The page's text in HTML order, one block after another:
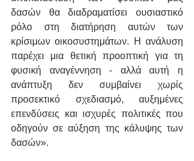
δασών θα διαδραματίσει ουσιαστικό
ρόλο στη διατήρηση αυτών των
κρίσιμων οικοσυστημάτων. Η ανάλυση
παρέχει μια θετική προοπτική για τη
φυσική αναγέννηση - αλλά αυτή η
ανάπτυξη δεν συμβαίνει χωρίς
προσεκτικό σχεδιασμό, αυξημένες
επενδύσεις και ισχυρές πολιτικές που
οδηγούν σε αύξηση της κάλυψης των
δασών».